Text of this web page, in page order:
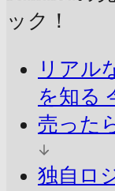
ック！
リアル
を知る
売った
独自ロ